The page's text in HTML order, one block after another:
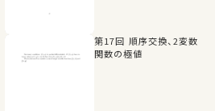
第17回 順序交換、2変数
関数の極値